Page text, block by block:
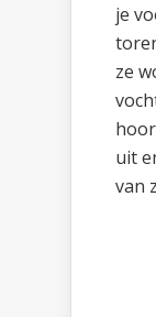
je
ze
uit
van